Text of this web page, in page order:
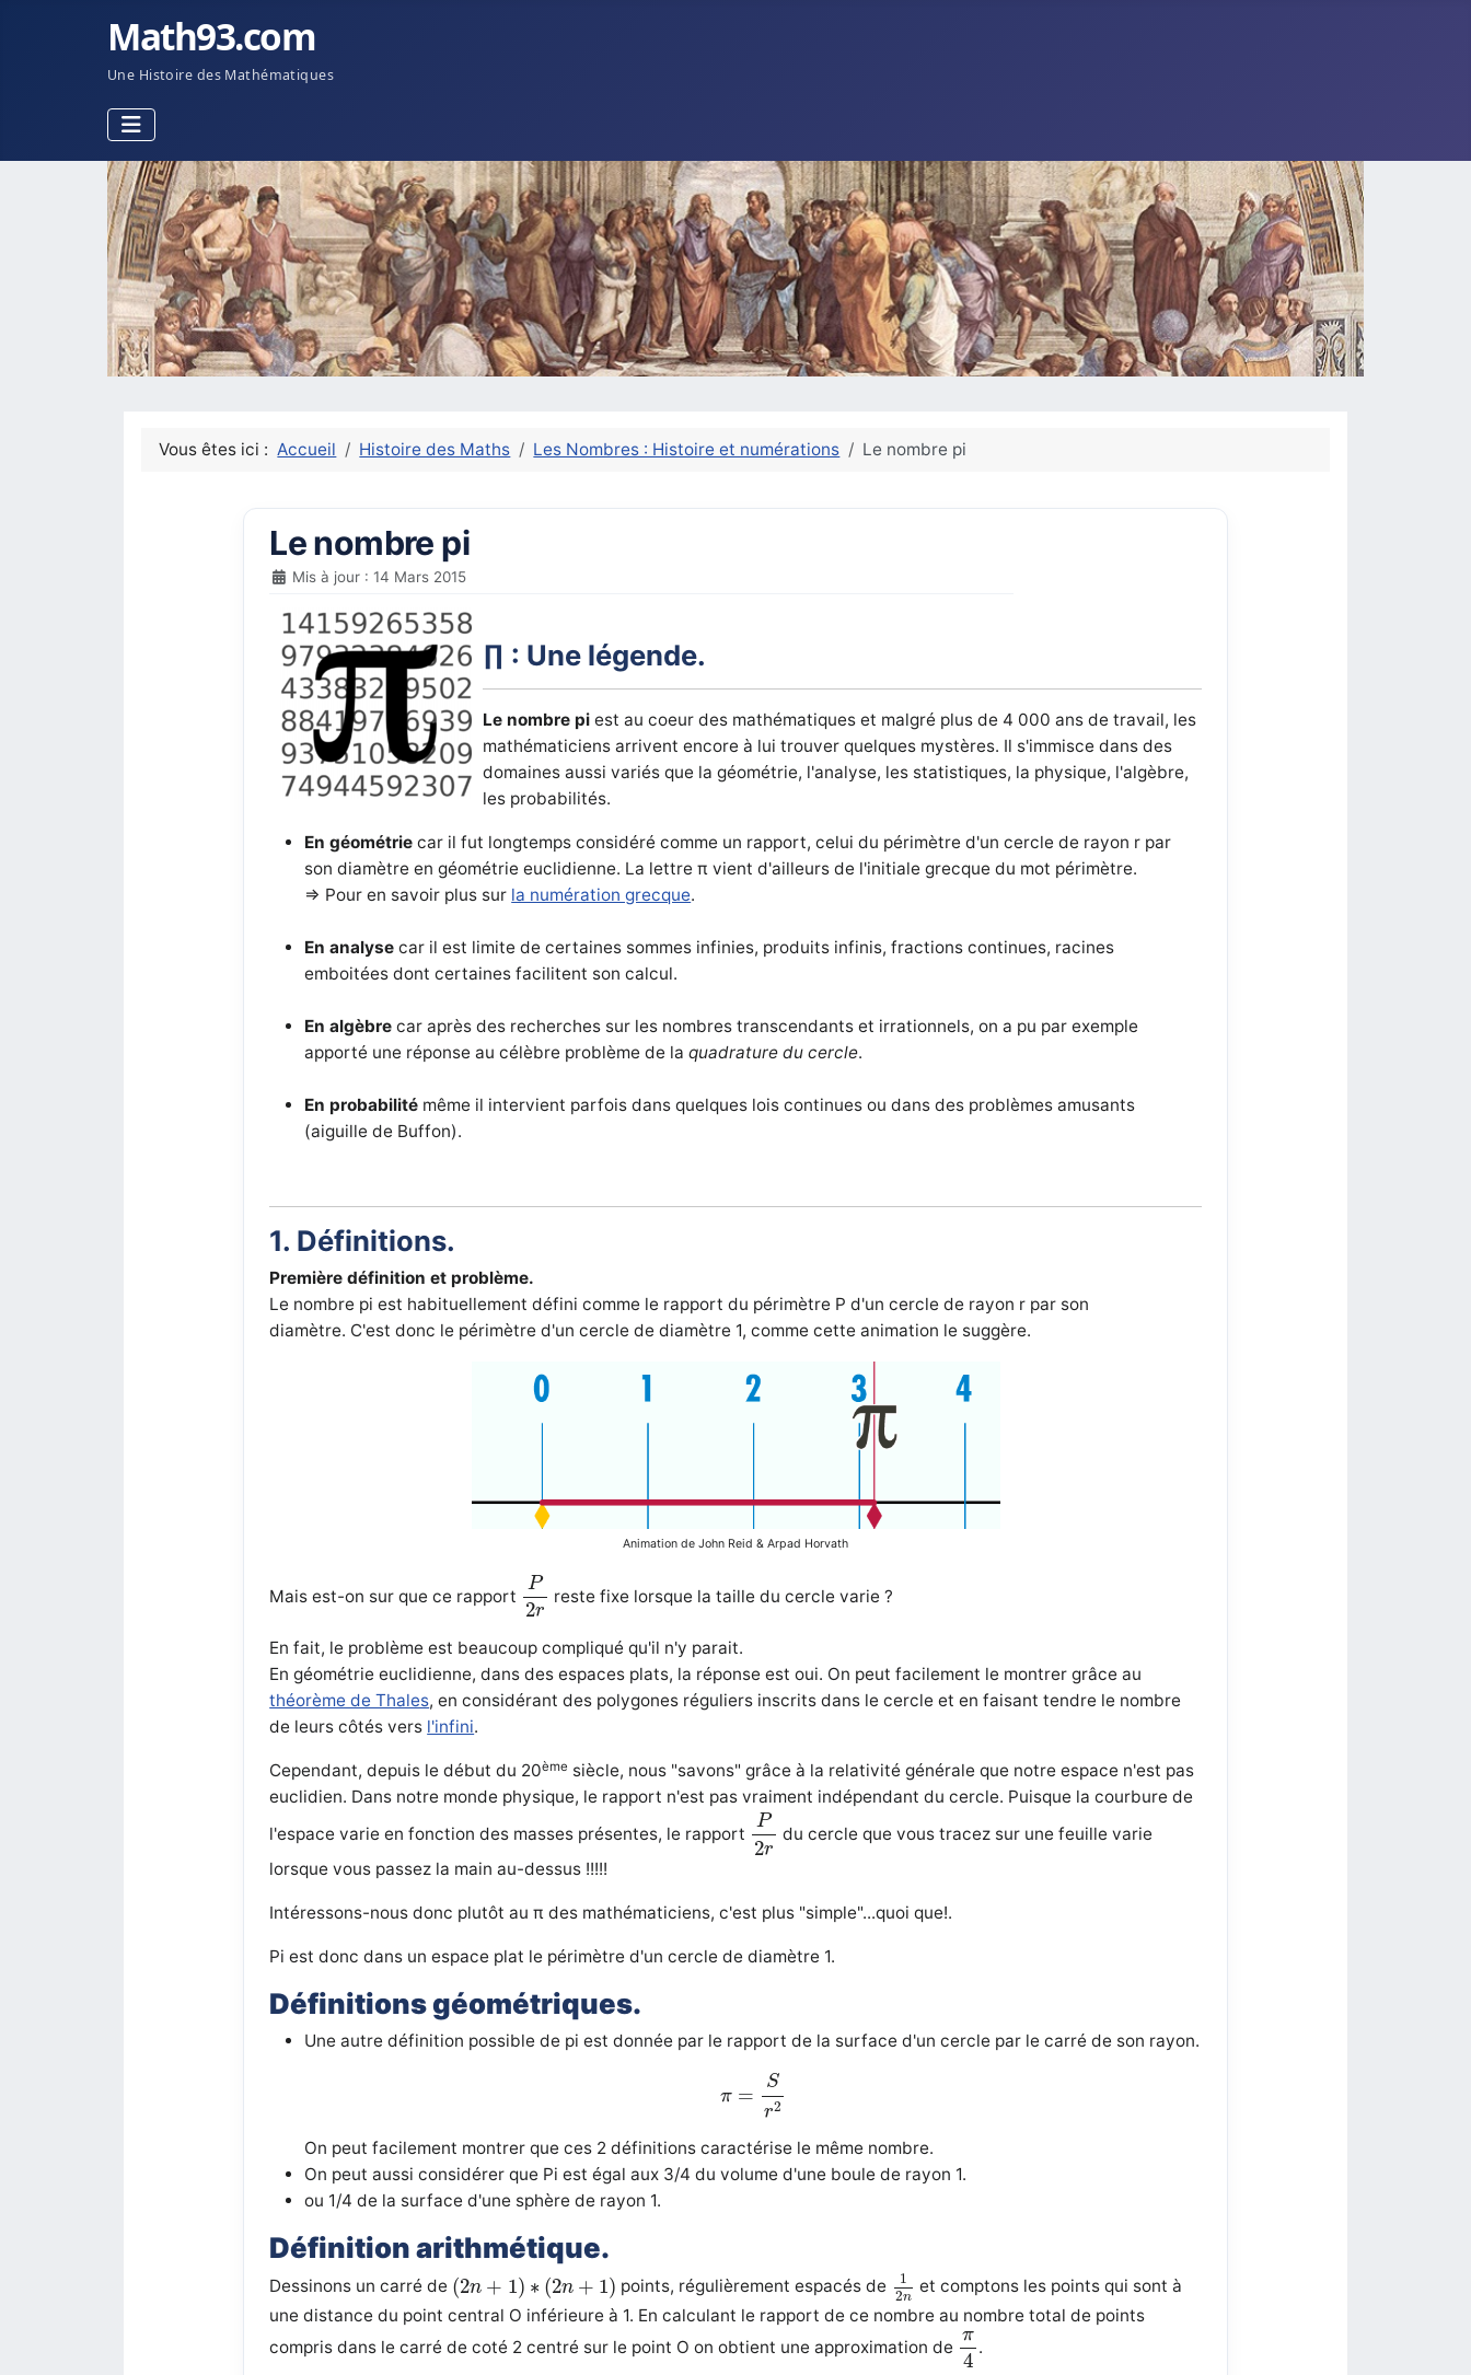
Math93.com
Une Histoire des Mathématiques
Vous êtes ici :Accueil Histoire des Maths Les Nombres : Histoire et numérations Le nombre pi
Le nombre pi
Mis à jour : 14 Mars 2015
∏ : Une légende.
Le nombre pi est au coeur des mathématiques et malgré plus de 4 000 ans de travail, les
mathématiciens arrivent encore à lui trouver quelques mystères. Il s'immisce dans des
domaines aussi variés que la géométrie, l'analyse, les statistiques, la physique, l'algèbre,
les probabilités.
En géométrie car il fut longtemps considéré comme un rapport, celui du périmètre d'un cercle de rayon r par
son diamètre en géométrie euclidienne. La lettre π vient d'ailleurs de l'initiale grecque du mot périmètre.
=> Pour en savoir plus sur la numération grecque.
En analyse car il est limite de certaines sommes infinies, produits infinis, fractions continues, racines
emboitées dont certaines facilitent son calcul.
En algèbre car après des recherches sur les nombres transcendants et irrationnels, on a pu par exemple
apporté une réponse au célèbre problème de laquadrature du cercle.
En probabilité même il intervient parfois dans quelques lois continues ou dans des problèmes amusants
(aiguille de Buffon).
1. Définitions.
Première définition et problème.
Le nombre pi est habituellement défini comme le rapport du périmètre P d'un cercle de rayon r par son
diamètre. C'est donc le périmètre d'un cercle de diamètre 1, comme cette animation le suggère.
Animation de John Reid & Arpad Horvath
Mais est-on sur que ce rapport
P
2r
P2
reste fixe lorsque la taille du cercle varie ?
En fait, le problème est beaucoup compliqué qu'il n'y parait.
En géométrie euclidienne, dans des espaces plats, la réponse est oui. On peut facilement le montrer grâce au
théorème de Thales, en considérant des polygones réguliers inscrits dans le cercle et en faisant tendre le nombre
de leurs côtés vers l'infini.
Cependant, depuis le début du 20ème siècle, nous "savons" grâce à la relativité générale que notre espace n'est pas
euclidien. Dans notre monde physique, le rapport n'est pas vraiment indépendant du cercle. Puisque la courbure de
l'espace varie en fonction des masses présentes, le rapport
P
2r
P2r
du cercle que vous tracez sur une feuille varie
lorsque vous passez la main au-dessus !!!!!
Intéressons-nous donc plutôt au π des mathématiciens, c'est plus "simple"...quoi que!.
Pi est donc dans un espace plat le périmètre d'un cercle de diamètre 1.
Définitions géométriques.
Une autre définition possible de pi est donnée par le rapport de la surface d'un cercle par le carré de son rayon.
π =
S
r2
r2
On peut facilement montrer que ces 2 définitions caractérise le même nombre.
On peut aussi considérer que Pi est égal aux 3/4 du volume d'une boule de rayon 1.
ou 1/4 de la surface d'une sphère de rayon 1.
Définition arithmétique.
Dessinons un carré de (2n + 1) ∗ (2n + 1)
(2 + )∗ n+ ) points, régulièrement espacés de
1
2n
12
et comptons les points qui sont à
une distance du point central O inférieure à 1. En calculant le rapport de ce nombre au nombre total de points
compris dans le carré de coté 2 centré sur le point O on obtient une approximation de
π
4
π4
.